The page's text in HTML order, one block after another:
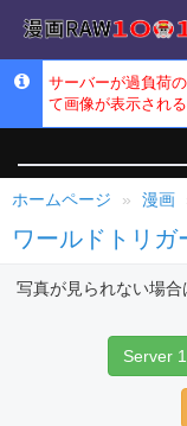
サーバーが過負荷
て画像が表示され
ホームページ 漫画
ワールドトリガ
写真が見られない場
Server 1